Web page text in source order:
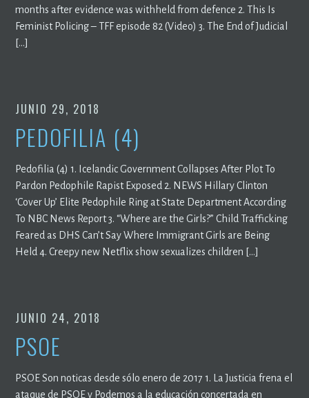
months after evidence was withheld from defence 2. This Is
Feminist Policing – TFF episode 82 (Video) 3. The End of Judicial
[…]
JUNIO 29, 2018
PEDOFILIA (4)
Pedofilia (4) 1. Icelandic Government Collapses After Plot To
Pardon Pedophile Rapist Exposed 2. NEWS Hillary Clinton
‘Cover Up’ Elite Pedophile Ring at State Department According
To NBC News Report 3. “Where are the Girls?” Child Trafficking
Feared as DHS Can’t Say Where Immigrant Girls are Being
Held 4. Creepy new Netflix show sexualizes children […]
JUNIO 24, 2018
PSOE
PSOE Son noticas desde sólo enero de 2017 1. La Justicia frena el
ataque de PSOE y Podemos a la educación concertada en